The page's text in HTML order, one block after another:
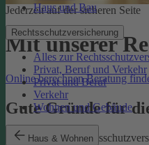
Haus und Bau
Rechtsschutzversicherung
Alles zur
Privat, Beruf und Verkehr
Privat und Beruf
Verkehr
Wohnen und Gebäude
Haus & Wohnen
Jederzeit auf der sicheren Seite
Mit unserer
Online berechnen Beratung
Gute Gründe für
günstige